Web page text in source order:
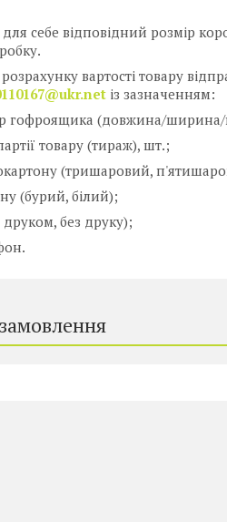
себе відповідний розмір
вартості товару
із зазначенням:
гофроящика (довжина/ширина/
товару (тираж), шт.;
(тришаровий,
(бурий, білий);
без друку);